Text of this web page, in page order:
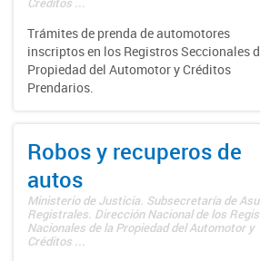
Trámites de prenda de automotores
inscriptos en los Registros Seccionales
Propiedad del Automotor y Créditos
Prendarios.
Robos y recuperos de
autos
Ministerio de Justicia. Subsecretaría de
Registrales. Dirección Nacional de los
Nacionales de la Propiedad del Automotor y
Créditos ...